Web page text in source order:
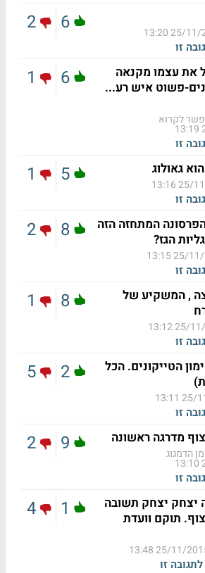
25/11/
זו
6
2
את עצמו מקנאה
פשוט איש רע...
לקרוא
זו
6
1
גאולוג
25/11/
זו
5
1
המתחזה הזה
הגז?
25/11/
זו
8
2
, המשקיע של
25/11/
זו
8
1
הטייקונים. הכל
25/11/
זו
2
5
מדרגה ראשונה
הדמגוג
זו
9
2
יצחק יצחק תשובה
הגנב חצוף. תוקם וועדת
25/11/2015
זו
1
4